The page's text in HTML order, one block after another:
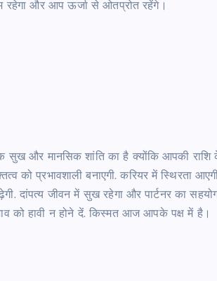
और आप ऊर्जा से ओतप्रोत रहेंगे।
सुख और मानसिक शांति का है क्योंकि आपकी
को प्रभावशाली बनाएगी. करियर में स्थिरता
दांपत्य जीवन में सुख रहेगा और पार्टनर का
को हावी न होने दें. किस्मत आज आपके पक्ष में है।